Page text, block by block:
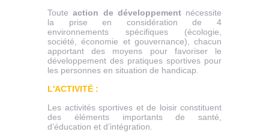
Touteaction de développement nécessite
la prise en considération de 4
environnements spécifiques (écologie,
société, économie et gouvernance), chacun
apportant des moyens pour favoriser le
développement des pratiques sportives pour
les personnes en situation de handicap.
L'ACTIVITÉ :
Les activités sportives et de loisir constituent
des éléments importants de santé,
d’éducation et d’intégration.